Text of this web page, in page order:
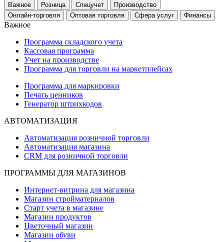
Важное Розница Спецучет
Производство
Онлайн-торговля
Оптовая торговля Сфера услуг Финансы
Важное
Программа складского учета
Кассовая программа
Учет на производстве
Программа для торговли на маркетплейсах
Программа для маркировки
Печать ценников
Генератор штрихкодов
АВТОМАТИЗАЦИЯ
Автоматизация розничной торговли
Автоматизация магазина
CRM для розничной торговли
ПРОГРАММЫ ДЛЯ МАГАЗИНОВ
Интернет-витрина для магазина
Магазин стройматериалов
Старт учета в магазине
Магазин продуктов
Цветочный магазин
Магазин обуви